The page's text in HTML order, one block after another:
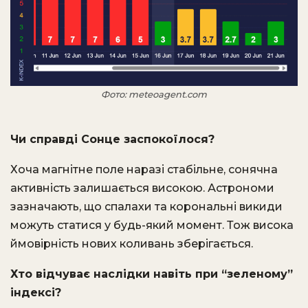
Фото: meteoagent.com
Чи справді Сонце заспокоїлося?
Хоча магнітне поле наразі стабільне, сонячна
активність залишається високою. Астрономи
зазначають, що спалахи та корональні викиди
можуть статися у будь-який момент. Тож висока
ймовірність нових коливань зберігається.
Хто відчуває наслідки навіть при “зеленому”
індексі?